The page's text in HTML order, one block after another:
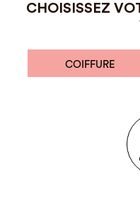
CHOISISSEZ
COIFFURE